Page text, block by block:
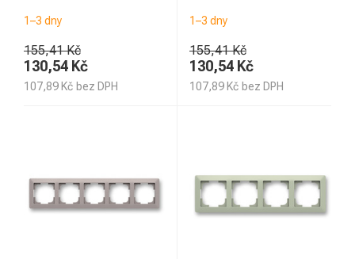
1–3 dny
155,41 Kč
130,54 Kč
107,89 Kč bez DPH
1–3 dny
155,41 Kč
130,54 Kč
107,89 Kč bez DPH